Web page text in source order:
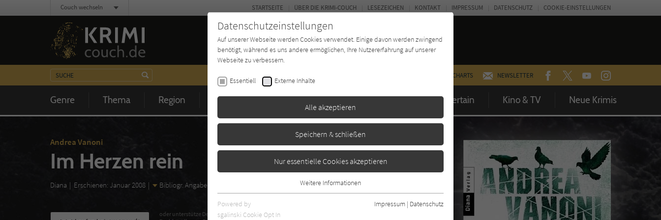
CHARTS NEWSLETTER FACEBOOKTWITTERYOUTUBEINSTAGRAM
Genre Thema Region Zeit Buchtyp Autor*in Magazin Entertain Kino & TV Neue Krimis
STARTSEITE ÜBER DIE KRIMI-COUCH LESEZEICHEN KONTAKT IMPRESSUM DATENSCHUTZ COOKIE-EINSTELLUNGEN
Couch wechseln
Andrea Vanoni
Im Herzen rein
Diana Erschienen: Januar 2008 Bibliogr. Angaben
oder unterstütze Deinen
Datenschutzeinstellungen
Auf unserer Webseite werden Cookies verwendet. Einige davon werden zwingend
benötigt, während es uns andere ermöglichen, Ihre Nutzererfahrung auf unserer
Webseite zu verbessern.
Essentiell Externe Inhalte
Alle akzeptieren
Speichern & schließen
Nur essentielle Cookies akzeptieren
Essentielle Cookies werden für grundlegende Funktionen der Webseite
benötigt. Dadurch ist gewährleistet, dass die Webseite einwandfrei
Weitere Informationen
Powered by
sgalinski Cookie Opt In
Impressum | Datenschutz